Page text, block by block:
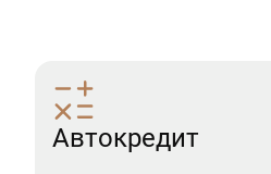
Автокредит